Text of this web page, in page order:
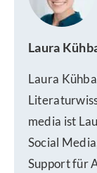
Laura
Laura
media ist
Social
Support für